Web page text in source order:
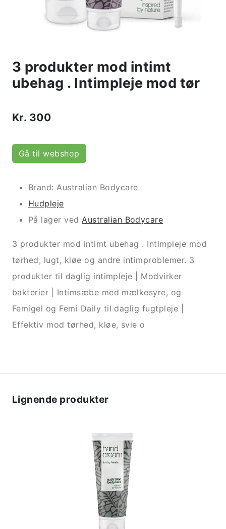
3 produkter mod intimt
ubehag . Intimpleje mod tør
Kr. 300
Gå til webshop
Brand: Australian Bodycare
Hudpleje
På lager vedAustralian Bodycare
3 produkter mod intimt ubehag . Intimpleje mod
tørhed, lugt, kløe og andre intimproblemer. 3
produkter til daglig intimpleje | Modvirker
bakterier | Intimsæbe med mælkesyre, og
Femigel og Femi Daily til daglig fugtpleje |
Effektiv mod tørhed, kløe, svie o
Lignende produkter